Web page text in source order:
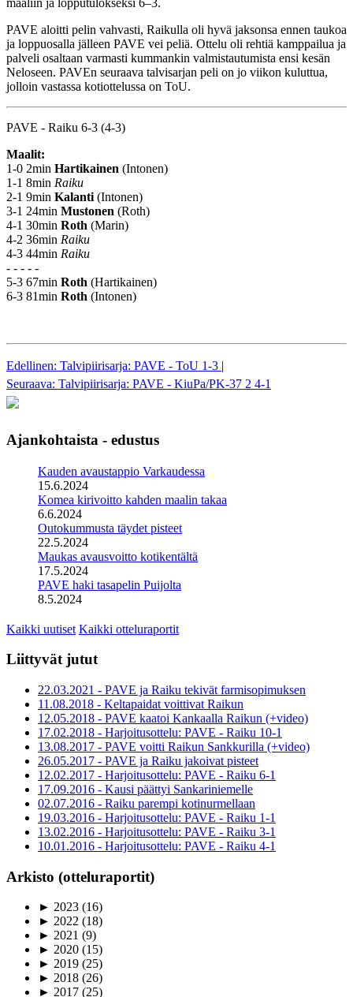
PAVE aloitti pelin vahvasti, Raikulla oli hyvä jaksonsa ennen taukoa
ja loppuosalla jälleen PAVE vei peliä. Ottelu oli rehtiä kamppailua ja
palveli osaltaan varmasti kummankin valmistautumista ensi kesän
Neloseen. PAVEn seuraava talvisarjan peli on jo viikon kuluttua,
jolloin vastassa kotiottelussa on ToU.
PAVE - Raiku 6-3 (4-3)
Maalit:
1-0 2min Hartikainen (Intonen)
1-1 8min Raiku
2-1 9min Kalanti (Intonen)
3-1 24min Mustonen (Roth)
4-1 30min Roth (Marin)
4-2 36min Raiku
4-3 44min Raiku
- - - - -
5-3 67min Roth (Hartikainen)
6-3 81min Roth (Intonen)
Edellinen: Talvipiirisarja: PAVE - ToU 1-3 |
Seuraava: Talvipiirisarja: PAVE - KiuPa/PK-37 2 4-1
Ajankohtaista - edustus
Kauden avaustappio Varkaudessa
15.6.2024
Komea kirivoitto kahden maalin takaa
6.6.2024
Outokummusta täydet pisteet
22.5.2024
Maukas avausvoitto kotikentältä
17.5.2024
PAVE haki tasapelin Puijolta
8.5.2024
Kaikki uutiset Kaikki otteluraportit
Liittyvät jutut
22.03.2021 - PAVE ja Raiku tekivät farmisopimuksen
11.08.2018 - Keltapaidat voittivat Raikun
12.05.2018 - PAVE kaatoi Kankaalla Raikun (+video)
17.02.2018 - Harjoitusottelu: PAVE - Raiku 10-1
13.08.2017 - PAVE voitti Raikun Sankkurilla (+video)
26.05.2017 - PAVE ja Raiku jakoivat pisteet
12.02.2017 - Harjoitusottelu: PAVE - Raiku 6-1
17.09.2016 - Kausi päättyi Sankariniemelle
02.07.2016 - Raiku parempi kotinurmellaan
19.03.2016 - Harjoitusottelu: PAVE - Raiku 1-1
13.02.2016 - Harjoitusottelu: PAVE - Raiku 3-1
10.01.2016 - Harjoitusottelu: PAVE - Raiku 4-1
Arkisto (otteluraportit)
► 2023 (16)
► 2022 (18)
► 2021 (9)
► 2020 (15)
► 2019 (25)
► 2018 (26)
► 2017 (25)